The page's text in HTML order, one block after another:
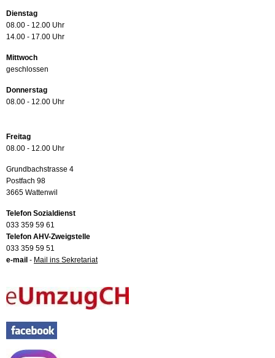
Dienstag
08.00 - 12.00 Uhr
14.00 - 17.00 Uhr
Mittwoch
geschlossen
Donnerstag
08.00 - 12.00 Uhr
Freitag
08.00 - 12.00 Uhr
Grundbachstrasse 4
Postfach 98
3665 Wattenwil
Telefon Sozialdienst
033 359 59 61
Telefon AHV-Zweigstelle
033 359 59 51
e-mail - Mail ins Sekretariat